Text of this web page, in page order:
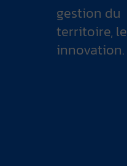
gestion du
territoire,
innovation.